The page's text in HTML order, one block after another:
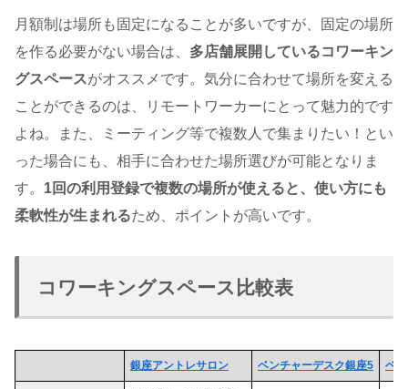
月額制は場所も固定になることが多いですが、固定の場所
を作る必要がない場合は、 多店舗展開しているコワーキン
グスペースがオススメです。気分に合わせて場所を変える
ことができるのは、リモートワーカーにとって魅力的です
よね。また、ミーティング等で複数人で集まりたい！とい
った場合にも、相手に合わせた場所選びが可能となりま
す。 1回の利用登録で複数の場所が使えると、使い方にも
柔軟性が生まれるため、ポイントが高いです。
コワーキングスペース比較表
銀座アントレサロン ベンチャーデスク銀座5 ベ